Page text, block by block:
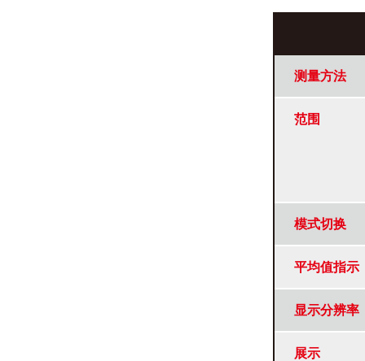
测量方法
范围
模式切换
平均值指示
显示分辨率
展示